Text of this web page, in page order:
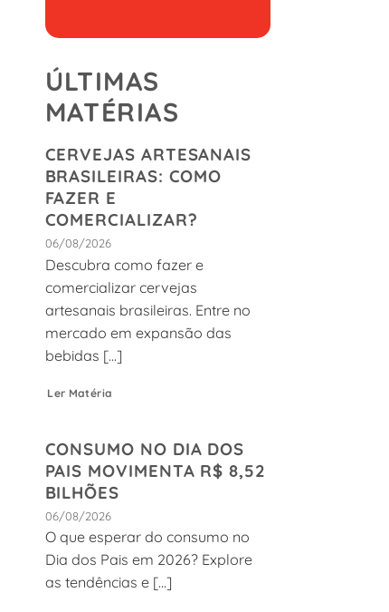
ÚLTIMAS
MATÉRIAS
CERVEJAS ARTESANAIS
BRASILEIRAS: COMO
FAZER E
COMERCIALIZAR?
06/08/2026
Descubra como fazer e
comercializar cervejas
artesanais brasileiras. Entre no
mercado em expansão das
bebidas [...]
Ler Matéria
CONSUMO NO DIA DOS
PAIS MOVIMENTA R$ 8,52
BILHÕES
06/08/2026
O que esperar do consumo no
Dia dos Pais em 2026? Explore
as tendências e [...]